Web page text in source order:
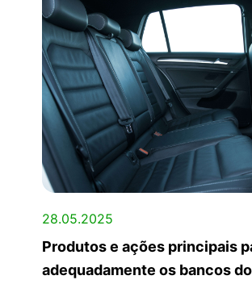
28.05.2025
Produtos e ações principais
adequadamente os bancos